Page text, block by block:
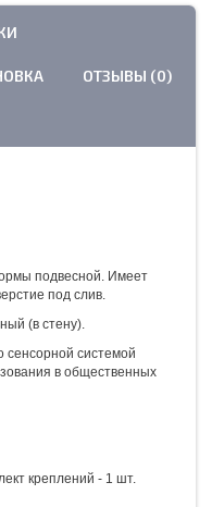
ОТЗЫВЫ (0)
подвесной. Имеет
под слив.
(в стену).
системой
в общественных
креплений - 1 шт.